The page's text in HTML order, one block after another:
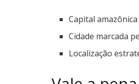
Capital
Cidade marcada
Localização